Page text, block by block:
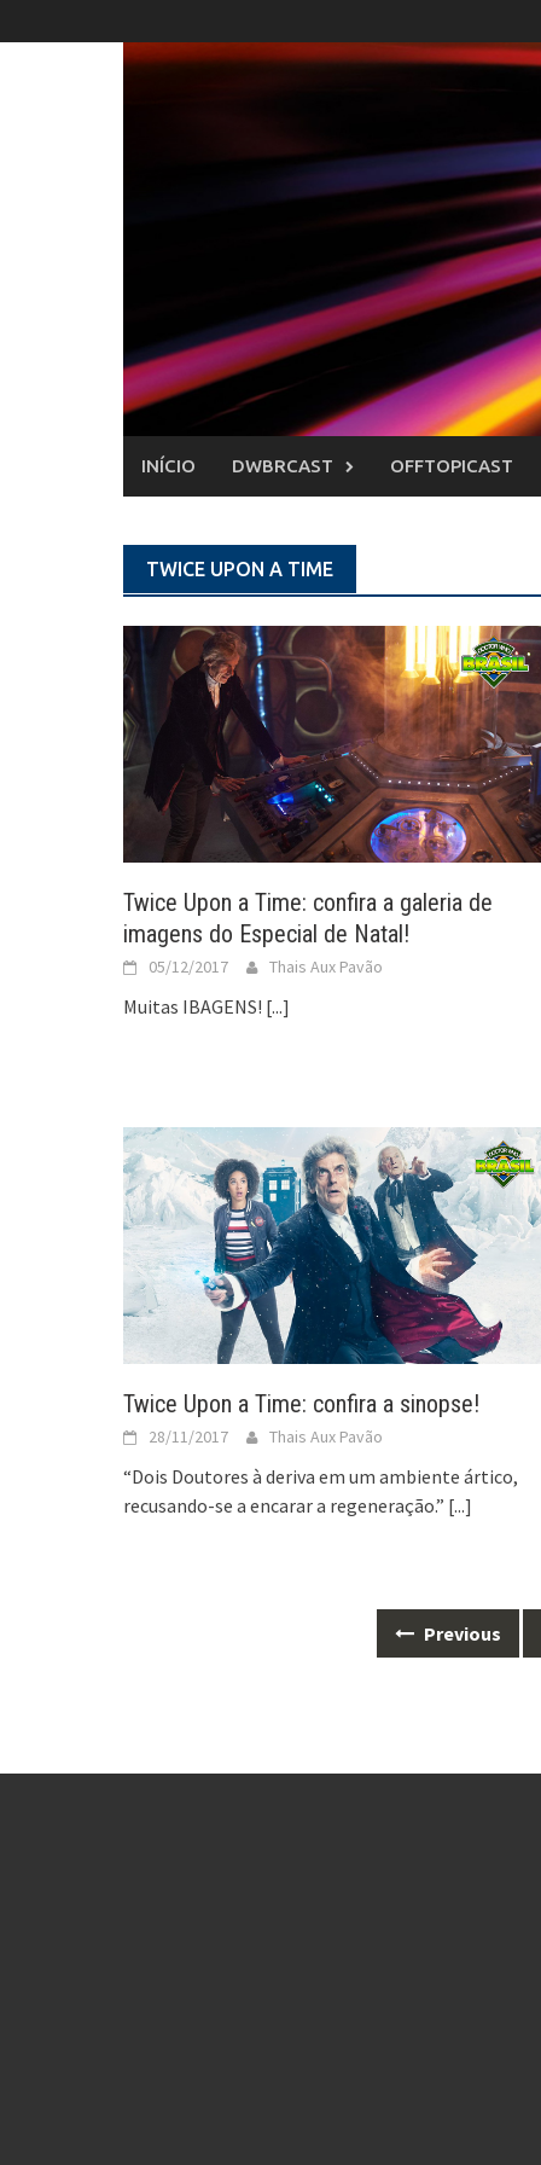
to
INÍCIO DWBRCAST OFFTOPICAST
TWICE UPON A TIME
Twice Upon a Time: confira a galeria de
imagens do Especial de Natal!
05/12/2017 Thais Aux Pavão
Muitas IBAGENS! [...]
Twice Upon a Time: confira a sinopse!
28/11/2017 Thais Aux Pavão
“Dois Doutores à deriva em um ambiente ártico,
recusando-se a encarar a regeneração.” [...]
Previous